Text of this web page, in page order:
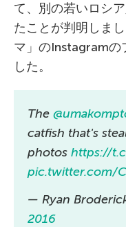
て、別の若いロシ
たことが判明しま
マ」のInstagramの
した。
The
catfish that's
photos https://
pic.twitter.com/
— Ryan
2016